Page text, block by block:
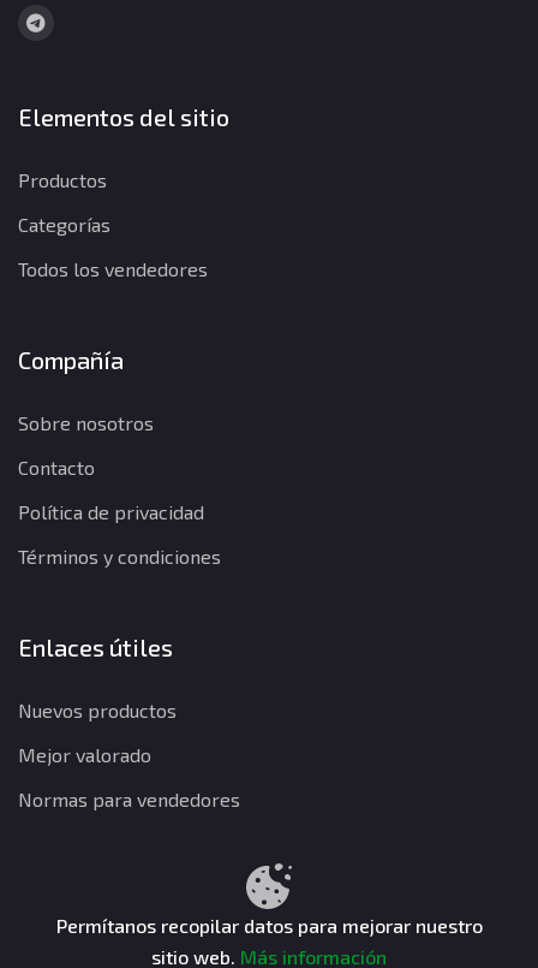
Elementos del sitio
Productos
Categorías
Todos los vendedores
Compañía
Sobre nosotros
Contacto
Política de privacidad
Términos y condiciones
Enlaces útiles
Nuevos productos
Mejor valorado
Normas para vendedores
Términos y condiciones
CuentasGO © 2026. Todos los derechos reservados.
Permítanos recopilar datos para mejorar nuestro
sitio web. Más información